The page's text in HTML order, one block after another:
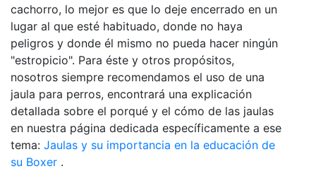
cachorro, lo mejor es que lo deje encerrado en un
lugar al que esté habituado, donde no haya
peligros y donde él mismo no pueda hacer ningún
"estropicio". Para éste y otros propósitos,
nosotros siempre recomendamos el uso de una
jaula para perros, encontrará una explicación
detallada sobre el porqué y el cómo de las jaulas
en nuestra página dedicada específicamente a ese
tema: Jaulas y su importancia en la educación de
su Boxer .